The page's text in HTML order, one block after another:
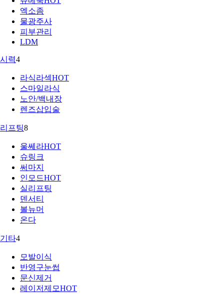
엑소좀
물광주사
피부관리
LDM
시력4
라식라섹HOT
스마일라식
노안/백내장
렌즈삽입술
리프팅8
울쎄라HOT
슈링크
써마지
인모드HOT
실리프팅
덴서티
볼뉴머
온다
기타4
모발이식
반영구눈썹
문신제거
레이저제모HOT